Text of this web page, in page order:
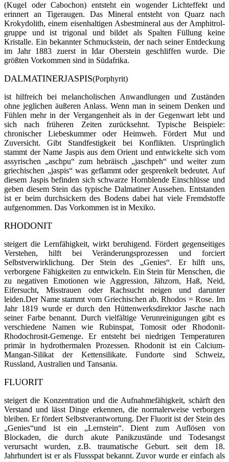
(Kugel oder Cabochon) entsteht ein wogender Lichteffekt und
erinnert an Tige­raugen. Das Mineral entsteht von Quarz nach
Krokydolith, einem eisenhaltigen Asbestmineral aus der Amphitrol­
gruppe und ist trigonal und bildet als Spalten Füllung keine
Kristalle. Ein bekannter Schmuckstein, der nach seiner Entdeckung
im Jahr 1883 zuerst in Idar Oberstein geschliffen wur­de. Die
größten Vorkommen sind in Südafrika.
DALMATINERJASPIS(Porphyrit)
ist hilfreich bei melancholischen Anwandlungen und Zuständen
ohne jeglichen äußeren Anlass. Wenn man in seinem Denken und
Fühlen mehr in der Vergangenheit als in der Gegenwart lebt und
sich nach früheren Zeiten zurücksehnt. Typische Beispiele:
chronischer Liebeskummer oder Heimweh. Fördert Mut und
Zuversicht. Gibt Standfestigkeit bei Konflikten. Ursprünglich
stammt der Name Jaspis aus dem Orient und entwickelte sich vom
assyrischen „aschpu“ zum hebräisch „jaschpeh“ und weiter zum
griechischen „jaspis“ was geflammt oder gesprenkelt be­deutet. Auf
diesem Jaspis befinden sich schwarze Hornblende Einschlüsse und
geben diesem Stein das typische Dalmatiner Aussehen. Entstanden
ist er beim durchsi­ckern des Bodens dabei hat viele Fremdstoffe
aufge­nommen. Das Vorkommen ist in Mexiko.
RHODONIT
steigert die Lernfähigkeit, wirkt beruhigend. Fördert gegenseitiges
Verstehen, hilft bei Veränderungsprozessen und forciert
Selbstverwirklichung. Der Stein des „Genies“. Er hilft uns,
verborgene Fähigkeiten zu entwickeln. Ein Stein für Menschen, die
zu negativen Emotionen wie Aggression, Jähzorn, Haß, Neid,
Eifersucht, Misstrauen oder Rachsucht neigen und darunter
leiden.Der Name stammt vom Griechischen ab. Rhodos = Rose. Im
Jahr 1819 wurde er durch den Hüttenwerks­direktor Ja­sche nach
seiner Farbe benannt. Durch vielfältige Verunreinigungen gibt es
ver­schiedene Na­men wie Rubinspat, To­mosit oder Rhodonit-
Rhodochrosit-Gemenge. Er entsteht bei niedrigen Temperatu­ren
primär in hydrothermalen Pro­zessen. Rhodonit ist ein Calcium-
Mangan-Sili­kat der Kettensilikate. Fundorte sind Schweiz,
Russland, Australien und Tansania.
FLUORIT
steigert die Konzentration und die Aufnahmefähigkeit, schärft den
Verstand und lässt Dinge erkennen, die normalerweise verborgen
bleiben. Er fördert Selbstverantwortung. Der Fluorit ist der Stein des
„Genies“und ist ein „Lernstein“. Dient zum Auflösen von
Blockaden, die durch akute Panikzustände und Todesangst
verursacht wurden, z.B. traumatische Geburt. seit dem 18.
Jahrhundert ist er als Flussspat bekannt. Zuvor wurde er einfach als